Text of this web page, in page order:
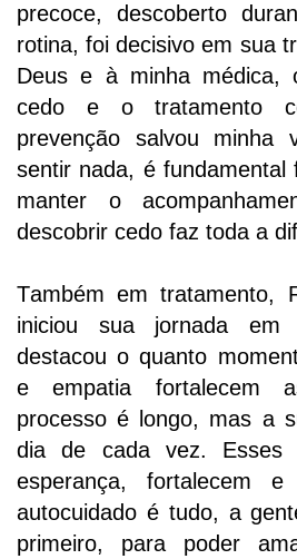
precoce, descoberto
rotina, foi decisivo em sua
Deus e à minha médica,
cedo e o tratamento
prevenção salvou minha
sentir nada, é fundamental
manter o
descobrir cedo faz toda a
Também em tratamento,
iniciou sua jornada em
destacou o quanto
e empatia fortalecem
processo é longo, mas a
dia de cada vez. Esses
esperança, fortalecem
autocuidado é tudo, a
primeiro, para poder